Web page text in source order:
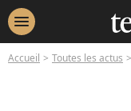
menu
Accueil Toutes les actus